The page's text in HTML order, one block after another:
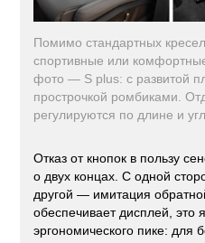
Помимо стандартных
спортивные или
фото — S plus: с развитой
прострочкой ромбиками.
регулируются по длине и
Отказ от кнопок в пользу
о двух концах. С одной
другой — имитация
обеспечивает дисплей, это
эргономического пике: для